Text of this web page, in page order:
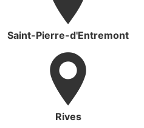
Saint-Pierre-d'Entremont
Rives